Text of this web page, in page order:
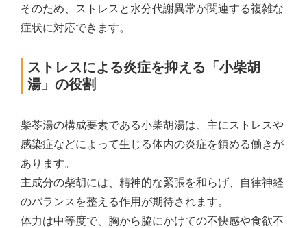
そのため、ストレスと水分代謝異常が関連する複雑な
症状に対応できます。
ストレスによる炎症を抑える「小柴胡
湯」の役割
柴苓湯の構成要素である小柴胡湯は、主にストレスや
感染症などによって生じる体内の炎症を鎮める働きが
あります。
主成分の柴胡には、精神的な緊張を和らげ、自律神経
のバランスを整える作用が期待されます。
体力は中等度で、胸から脇にかけての不快感や食欲不